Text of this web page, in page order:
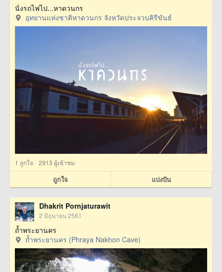
นั่งรถไฟไป...หาดวนกร
อุทยานแห่งชาติหาดวนกร จังหวัดประจวบคิรีขันธ์
1 ถูกใจ · 2913 ผู้เข้าชม
ถูกใจ แบ่งปัน
Dhakrit Pornjaturawit
2 มิถุนายน 2561
ถ้ำพระยานคร
ถ้ำพระยานคร (Phraya Nakhon Cave)